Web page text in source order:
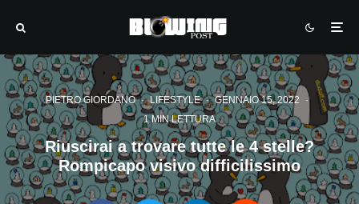
PIETRO GIORDANO · LIFESTYLE · GENNAIO 15, 2022
·
1 MIN LETTURA
Riuscirai a trovare tutte le 4 stelle?
Rompicapo visivo difficilissimo